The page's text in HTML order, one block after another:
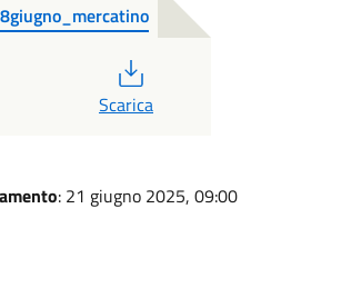
Scarica
: 21 giugno 2025, 09:00